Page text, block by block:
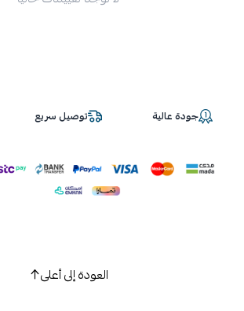
جودة عالية توصيل سريع
العودة إلى أعلى